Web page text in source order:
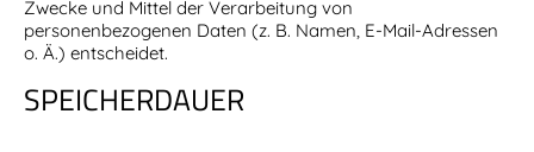
Zwecke und Mittel der Verarbeitung von
personenbezogenen Daten (z. B. Namen, E-Mail-Adressen
o. Ä.) entscheidet.
SPEICHERDAUER